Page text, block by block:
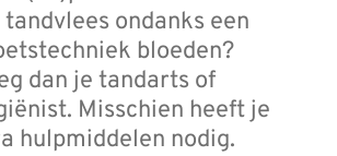
ondanks een
bloeden?
dan je tandarts of
Misschien heeft je
hulpmiddelen nodig.